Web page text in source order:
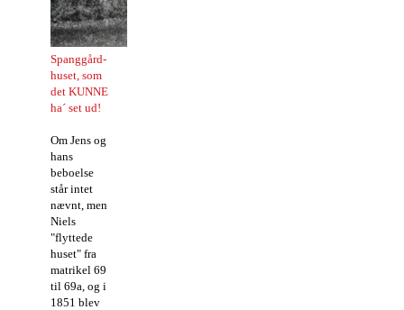
Spanggård-
huset, som
det KUNNE
ha´ set ud!
Om Jens og
hans
beboelse
står intet
nævnt, men
Niels
"flyttede
huset" fra
matrikel 69
til 69a, og i
1851 blev